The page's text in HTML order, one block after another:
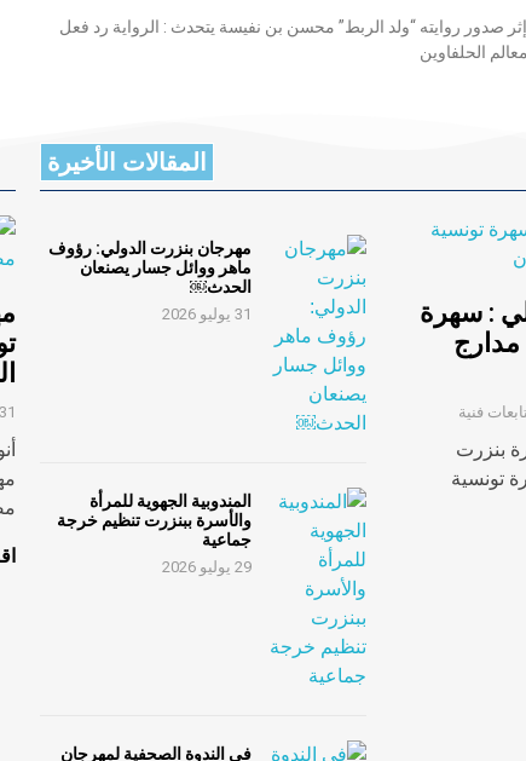
صدور روايته “ولد الربط” محسن بن نفيسة يتحدث : الرواية رد فعل
الحلفاوين
المقالات الأخيرة
: سهرة
فنية
بنزرت
تونسية
مهرجان بنزرت الدولي: رؤوف
ماهر ووائل جسار يصنعان
الحدث￼
31 يوليو 2026
المندوبية الجهوية للمرأة
والأسرة ببنزرت تنظيم خرجة
جماعية
29 يوليو 2026
في الندوة الصحفية لمهرجان
31 يوليو 2026